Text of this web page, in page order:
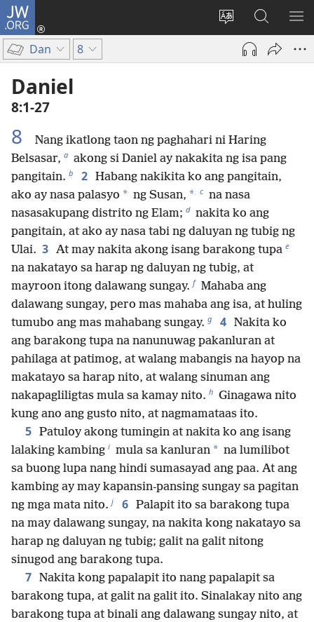
JW.ORG
Baguhin
ang
wika
Mag-
log
sa
JW.ORG
Dan 8
Daniel
8:1-27
8
Nang ikatlong taon ng paghahari ni Haring
Belsasar, a akong si Daniel ay nakakita ng isa pang
pangitain. b 2 Habang nakikita ko ang pangitain,
ako ay nasa palasyo * ng Susan, * c na nasa
nasasakupang distrito ng Elam; d nakita ko ang
pangitain, at ako ay nasa tabi ng daluyan ng tubig ng
Ulai. 3 At may nakita akong isang barakong tupa e
na nakatayo sa harap ng daluyan ng tubig, at
mayroon itong dalawang sungay. f Mahaba ang
dalawang sungay, pero mas mahaba ang isa, at huling
tumubo ang mas mahabang sungay. g 4 Nakita ko
ang barakong tupa na nanunuwag pakanluran at
pahilaga at patimog, at walang mabangis na hayop na
makatayo sa harap nito, at walang sinuman ang
nakapagliligtas mula sa kamay nito. h Ginagawa nito
kung ano ang gusto nito, at nagmamataas ito.
5 Patuloy akong tumingin at nakita ko ang isang
lalaking kambing i mula sa kanluran * na lumilibot
sa buong lupa nang hindi sumasayad ang paa. At ang
kambing ay may kapansin-pansing sungay sa pagitan
ng mga mata nito. j 6 Palapit ito sa barakong tupa
na may dalawang sungay, na nakita kong nakatayo sa
harap ng daluyan ng tubig; galit na galit nitong
sinugod ang barakong tupa.
7 Nakita kong papalapit ito nang papalapit sa
barakong tupa, at galit na galit ito. Sinalakay nito ang
barakong tupa at binali ang dalawang sungay nito, at